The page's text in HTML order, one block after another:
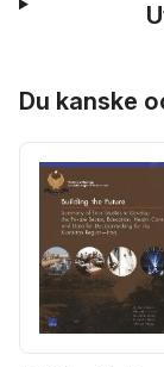
Du kanske